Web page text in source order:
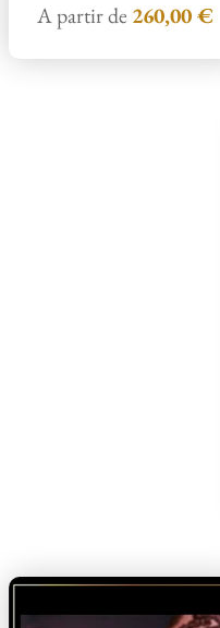
A partir de 260,00€